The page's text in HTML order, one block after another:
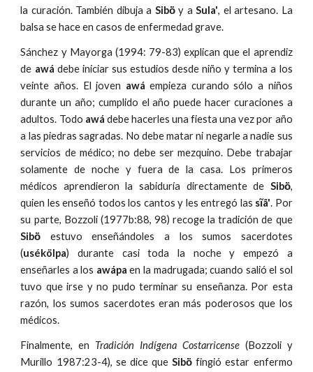
la curación. También dibuja a Sibö̀y aSula', el artesano. La
balsa se hace en casos de enfermedad grave.
Sánchez y Mayorga (1994: 79-83) explican que el aprendiz
de awá debe iniciar sus estudios desde niño y termina a los
veinte años. El joven awá empieza curando sólo a niños
durante un año; cumplido el año puede hacer curaciones a
adultos. Todo awá debe hacerles una fiesta una vez por año
a las piedras sagradas. No debe matar ni negarle a nadie sus
servicios de médico; no debe ser mezquino. Debe trabajar
solamente de noche y fuera de la casa. Los primeros
médicos aprendieron la sabiduría directamente de Sibö̀,
quien les enseñó todos los cantos y les entregó las sĩã'. Por
su parte, Bozzoli (1977b:88, 98) recoge la tradición de que
Sibö̀ estuvo enseñándoles a los sumos sacerdotes
(usékölpa) durante casi toda la noche y empezó a
enseñarles a los awápa en la madrugada; cuando salió el sol
tuvo que irse y no pudo terminar su enseñanza. Por esta
razón, los sumos sacerdotes eran más poderosos que los
médicos.
Finalmente, en Tradición Indígena Costarricense(Bozzoli y
Murillo 1987:23-4), se dice queSibö̀ fingió estar enfermo